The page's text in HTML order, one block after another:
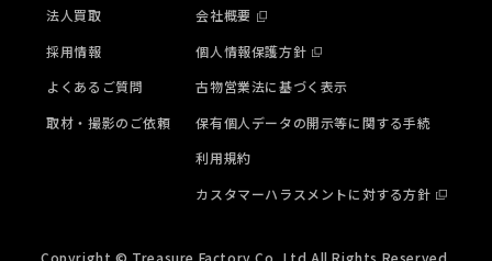
法人買取
採用情報
よくあるご質問
取材・撮影のご依頼
会社概要
個人情報保護方針
古物営業法に基づく表示
保有個人データの開示等に関する手続
利用規約
カスタマーハラスメントに対する方針